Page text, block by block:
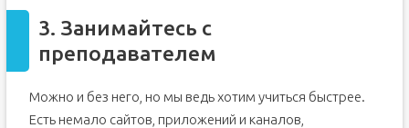
3. Занимайтесь с
преподавателем
Можно и без него, но мы ведь хотим учиться быстрее.
Есть немало сайтов, приложений и каналов,